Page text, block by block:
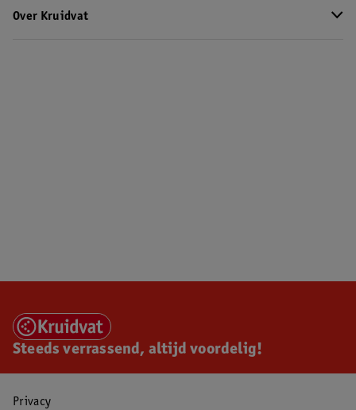
Over Kruidvat
Steeds verrassend, altijd voordelig!
Privacy